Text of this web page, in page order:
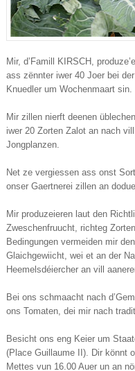
Mir, d’Famill KIRSCH,
ass zënnter iwer 40 Joer bei
Knuedler um Wochenmaart sin.
Mir zillen nierft deenen
iwer 20 Zorten Zalot an nach
Jongplanzen.
Net ze vergiessen ass onst
onser Gaertnerei zillen an
Mir produzeieren laut den
Zweschenfruucht, richteg
Bedingungen vermeiden mir
Glaichgewiicht, wei et an der
Heemelsdéiercher an vill
Bei ons schmaacht nach
ons Tomaten, dei mir nach
Besicht ons eng Keier um
(Place Guillaume II). Dir könnt
Mettes vun 16.00 Auer un an